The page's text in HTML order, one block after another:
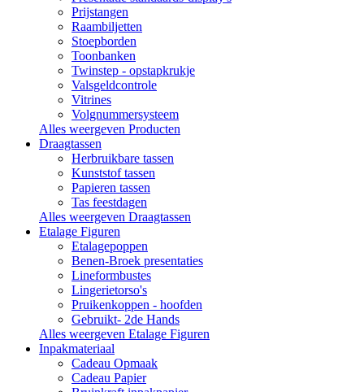
Prijstangen
Raambiljetten
Stoepborden
Toonbanken
Twinstep - opstapkrukje
Valsgeldcontrole
Vitrines
Volgnummersysteem
Alles weergeven Producten
Draagtassen
Herbruikbare tassen
Kunststof tassen
Papieren tassen
Tas feestdagen
Alles weergeven Draagtassen
Etalage Figuren
Etalagepoppen
Benen-Broek presentaties
Lineformbustes
Lingerietorso's
Pruikenkoppen - hoofden
Gebruikt- 2de Hands
Alles weergeven Etalage Figuren
Inpakmateriaal
Cadeau Opmaak
Cadeau Papier